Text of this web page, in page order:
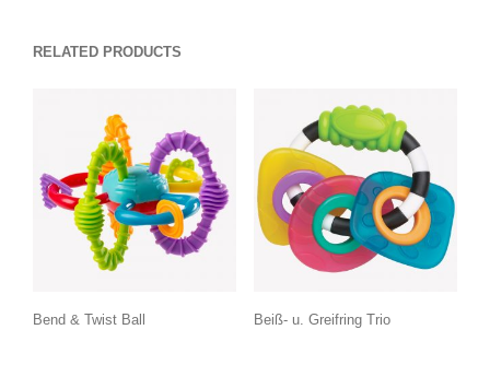
RELATED PRODUCTS
Bend & Twist Ball Beiß- u. Greifring Trio